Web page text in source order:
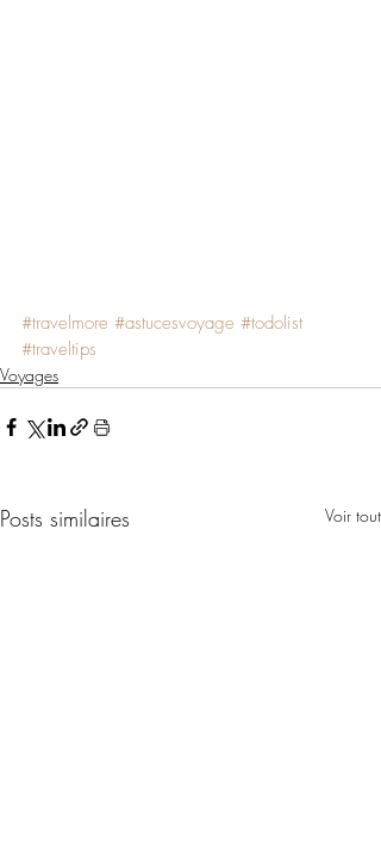
#travelmore #astucesvoyage #todolist
#traveltips
Voyages
Posts similaires Voir tout